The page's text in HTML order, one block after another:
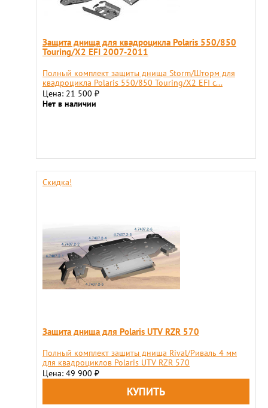
Защита днища для квадроцикла Polaris 550/850
Touring/X2 EFI 2007-2011
Полный комплект защиты днища Storm/Шторм для
квадроцикла Polaris 550/850 Touring/X2 EFI с...
Цена: 21 500 ₽
Нет в наличии
Скидка!
Защита днища для Polaris UTV RZR 570
Полный комплект защиты днища Rival/Риваль 4 мм
для квадроциклов Polaris UTV RZR 570
Цена: 49 900 ₽